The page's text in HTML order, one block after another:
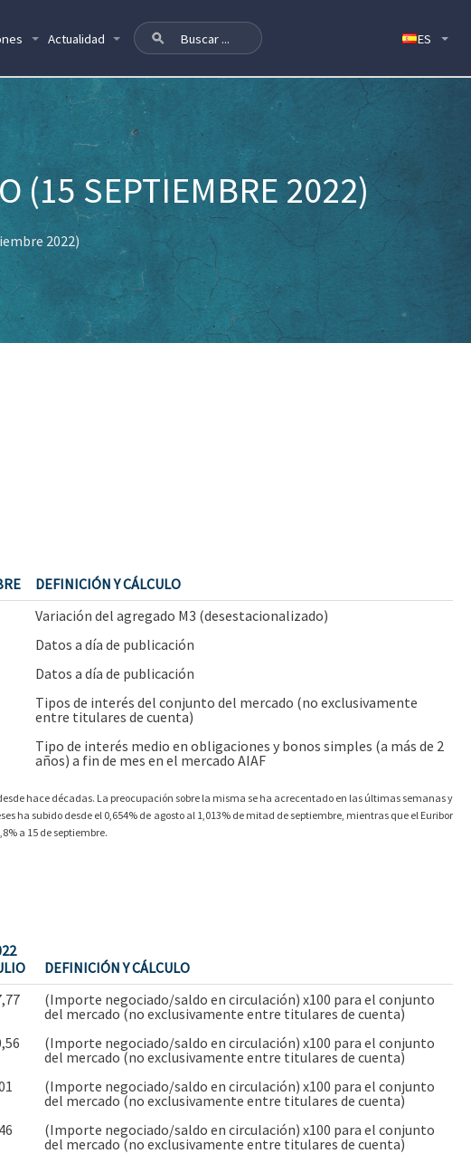
Actualidad
(15 SEPTIEMBRE 2022)
2022)
DEFINICIÓN Y CÁLCULO
Variación del agregado M3 (desestacionalizado)
Datos a día de publicación
Datos a día de publicación
Tipos de interés del conjunto del mercado (no exclusivamente
entre titulares de cuenta)
Tipo de interés medio en obligaciones y bonos simples (a más de 2
años) a fin de mes en el mercado AIAF
hace décadas. La preocupación sobre la misma se ha acrecentado en las últimas semanas y
ha subido desde el 0,654% de agosto al 1,013% de mitad de septiembre, mientras que el Euribor
a 15 de septiembre.
DEFINICIÓN Y CÁLCULO
(Importe negociado/saldo en circulación) x100 para el conjunto
del mercado (no exclusivamente entre titulares de cuenta)
(Importe negociado/saldo en circulación) x100 para el conjunto
del mercado (no exclusivamente entre titulares de cuenta)
(Importe negociado/saldo en circulación) x100 para el conjunto
del mercado (no exclusivamente entre titulares de cuenta)
(Importe negociado/saldo en circulación) x100 para el conjunto
del mercado (no exclusivamente entre titulares de cuenta)